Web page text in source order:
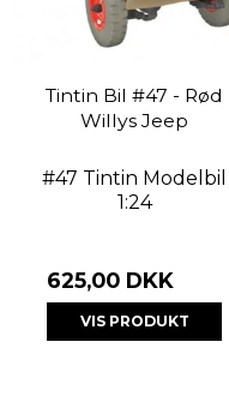
Tintin Bil #47 - Rød
Willys Jeep
#47 Tintin Modelbil
1:24
625,00 DKK
VIS PRODUKT